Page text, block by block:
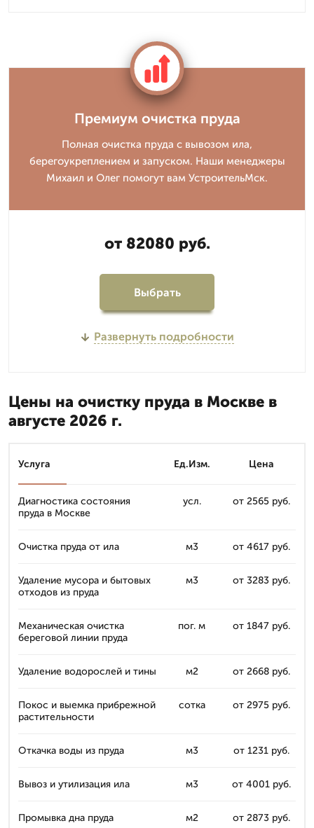
Премиум очистка пруда
Полная очистка пруда с вывозом ила,
берегоукреплением и запуском. Наши менеджеры
Михаил и Олег помогут вам УстроительМск.
от 82080 руб.
Выбрать
Развернуть подробности
Цены на очистку пруда в Москве в
августе 2026 г.
Услуга Ед.Изм. Цена
Диагностика состояния
пруда в Москве
усл. от 2565 руб.
Очистка пруда от ила м3 от 4617 руб.
Удаление мусора и бытовых
отходов из пруда
м3 от 3283 руб.
Механическая очистка
береговой линии пруда
пог. м от 1847 руб.
Удаление водорослей и тины м2 от 2668 руб.
Покос и выемка прибрежной
растительности
сотка от 2975 руб.
Откачка воды из пруда м3 от 1231 руб.
Вывоз и утилизация ила м3 от 4001 руб.
Промывка дна пруда м2 от 2873 руб.